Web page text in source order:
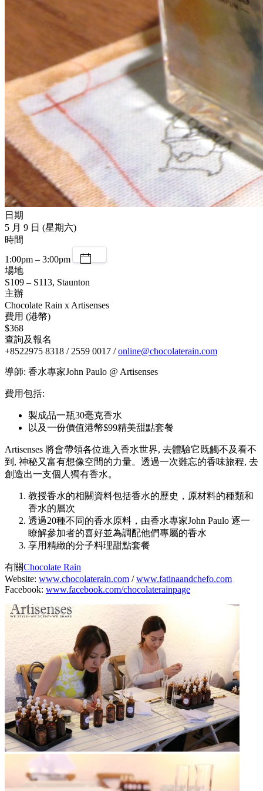
日期
5 月 9 日 (星期六)
時間
1:00pm – 3:00pm
場地
S109 – S113, Staunton
主辦
Chocolate Rain x Artisenses
費用 (港幣)
$368
查詢及報名
+8522975 8318 / 2559 0017 /online@chocolaterain.com
導師: 香水專家John Paulo @ Artisenses
費用包括:
製成品一瓶30毫克香水
以及一份價值港幣$99精美甜點套餐
Artisenses 將會帶領各位進入香水世界, 去體驗它既觸不及看不
到, 神秘又富有想像空間的力量。透過一次難忘的香味旅程, 去
創造出一支個人獨有香水。
教授香水的相關資料包括香水的歷史，原材料的種類和
香水的層次
透過20種不同的香水原料，由香水專家John Paulo 逐一
瞭解參加者的喜好並為調配他們專屬的香水
享用精緻的分子料理甜點套餐
有關Chocolate Rain
Website: www.chocolaterain.com /www.fatinaandchefo.com
Facebook: www.facebook.com/chocolaterainpage